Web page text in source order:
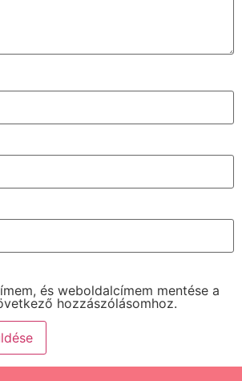
és weboldalcímem mentése a
hozzászólásomhoz.